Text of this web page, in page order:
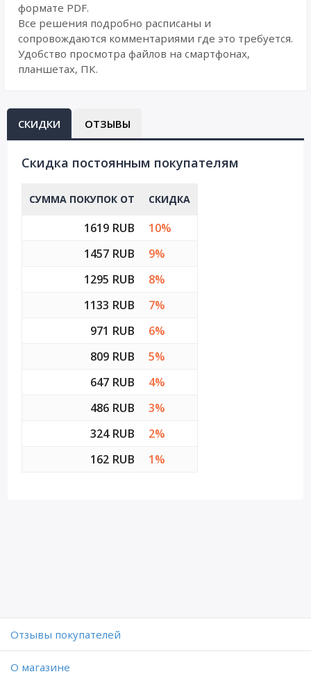
формате PDF.
Все решения подробно расписаны и
сопровождаются комментариями где это требуется.
Удобство просмотра файлов на смартфонах,
планшетах, ПК.
СКИДКИ ОТЗЫВЫ
Cкидка постоянным покупателям
СУММА ПОКУПОК ОТ СКИДКА
1619 RUB
10%
1457 RUB
9%
1295 RUB
8%
1133 RUB
7%
971 RUB
6%
809 RUB
5%
647 RUB
4%
486 RUB
3%
324 RUB
2%
162 RUB
1%
Отзывы покупателей
O магазине